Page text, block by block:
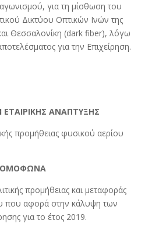
για τη μίσθωση του
Δικτύου Οπτικών Ινών της
Θεσσαλονίκη (dark fiber), λόγω
για την Επιχείρηση.
ΕΤΑΙΡΙΚΗΣ ΑΝΑΠΤΥΞΗΣ
προμήθειας φυσικού αερίου
ΟΜΟΦΩΝΑ
προμήθειας και μεταφοράς
που αφορά στην κάλυψη των
για το έτος 2019.